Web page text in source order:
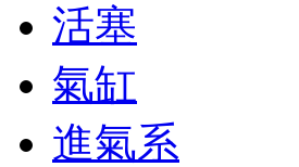
活塞
氣缸
進氣系